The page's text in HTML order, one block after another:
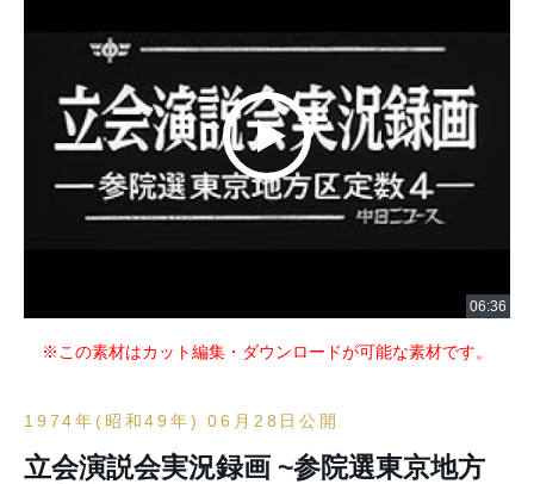
※この素材はカット編集・ダウンロードが可能な素材です。
1974年(昭和49年) 06月28日公開
立会演説会実況録画 ~参院選東京地方